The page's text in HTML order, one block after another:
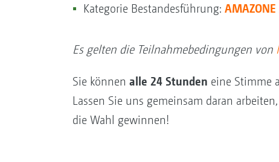
Kategorie Bestandesführung:
Es gelten die Teilnahmebedingungen von
Sie können alle 24 Stunden eine Stimme
Lassen Sie uns gemeinsam daran
die Wahl gewinnen!